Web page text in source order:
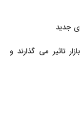
تاثیر می گذارند و